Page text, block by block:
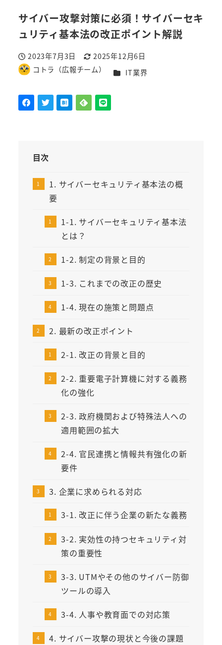
サイバー攻撃対策に必須！サイバーセキ
ュリティ基本法の改正ポイント解説
投稿日
2023年7月3日
更新日
2025年12月6日
著
コトラ（広報チーム） カテゴリー
IT業界
目次
1. サイバーセキュリティ基本法の概
要
1-1. サイバーセキュリティ基本法
とは？
1-2. 制定の背景と目的
1-3. これまでの改正の歴史
1-4. 現在の施策と問題点
2. 最新の改正ポイント
2-1. 改正の背景と目的
2-2. 重要電子計算機に対する義務
化の強化
2-3. 政府機関および特殊法人への
適用範囲の拡大
2-4. 官民連携と情報共有強化の新
要件
3. 企業に求められる対応
3-1. 改正に伴う企業の新たな義務
3-2. 実効性の持つセキュリティ対
策の重要性
3-3. UTMやその他のサイバー防御
ツールの導入
3-4. 人事や教育面での対応策
4. サイバー攻撃の現状と今後の課題